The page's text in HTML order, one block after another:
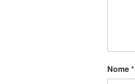
Nome*